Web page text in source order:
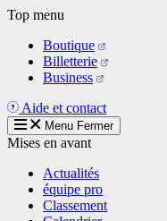
Aller
contenu
principal
Top menu
Boutique
Billetterie
Business
Aide et contact
Menu Fermer
Mises en avant
Actualités
équipe pro
Classement